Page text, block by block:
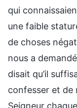
qui
une faible
de choses
nous a
disait qu’il
confesser et de
Seigneur